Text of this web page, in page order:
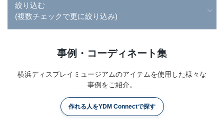
ログイン・会員登録
会員登録・取引申請
絞り込む
(複数チェックで更に絞り込み)
事例・コーディネート集
横浜ディスプレイミュージアムのアイテムを使用した様々な
事例をご紹介。
作れる人をYDM Connectで探す